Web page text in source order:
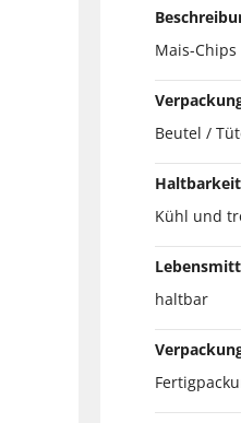
Mais-
Beutel /
Kühl und
haltbar